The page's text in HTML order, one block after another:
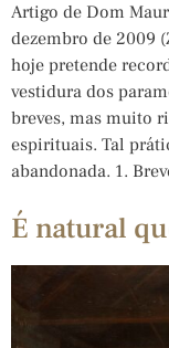
Artigo de Dom
dezembro de 2009
hoje pretende
vestidura dos
breves, mas muito
espirituais. Tal
abandonada. 1.
É natural